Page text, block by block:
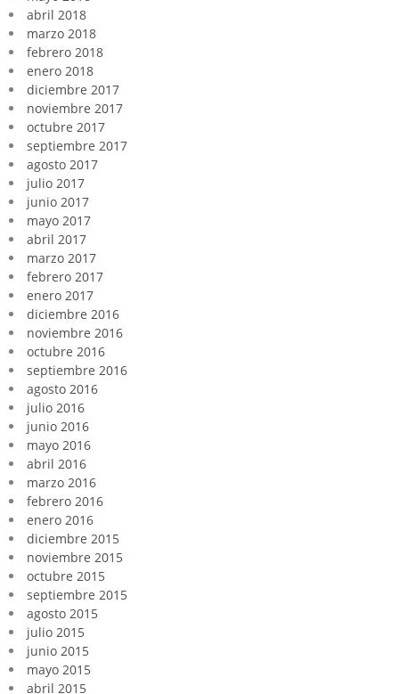
abril 2018
marzo 2018
febrero 2018
enero 2018
diciembre 2017
noviembre 2017
octubre 2017
septiembre 2017
agosto 2017
julio 2017
junio 2017
mayo 2017
abril 2017
marzo 2017
febrero 2017
enero 2017
diciembre 2016
noviembre 2016
octubre 2016
septiembre 2016
agosto 2016
julio 2016
junio 2016
mayo 2016
abril 2016
marzo 2016
febrero 2016
enero 2016
diciembre 2015
noviembre 2015
octubre 2015
septiembre 2015
agosto 2015
julio 2015
junio 2015
mayo 2015
abril 2015